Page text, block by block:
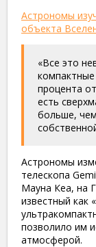
Астрономы
объекта
«Все это
процента
есть
больше,
Астрономы
телескопа
Мауна Кеа, на
известный как
позволило им
атмосферой.